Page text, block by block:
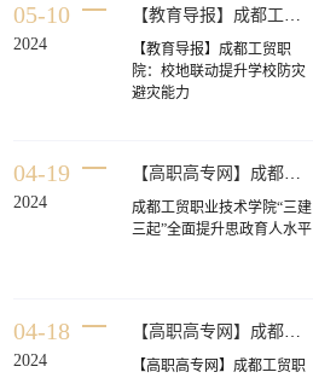
焦人才培养质量提升，发挥
党员教师在人才培养工作中
的示范引领作用，给党员骨
干压担子，对标“一体化”教
学一体化”课程标准。学校2
社会保障部“工学一体化”骨
干教师库，建成省级精品在
和省级规划教材6部。近年
来，近300名学生获得“全国
技术能手”“全国五一劳动奖
05-10
2024
【教育导报】成都工贸职院：校地联动提升学校防灾避灾能力
【教育导报】成都工贸职
院：校地联动提升学校防灾
避灾能力
04-19
2024
【高职高专网】成都工贸职业技术学院“三建三起”全面提升思政育人水平
成都工贸职业技术学院“三建
三起”全面提升思政育人水平
04-18
2024
【高职高专网】成都工贸职业技术学院：以“三建三融”模式打造党建引领人才培养新路径
【高职高专网】成都工贸职